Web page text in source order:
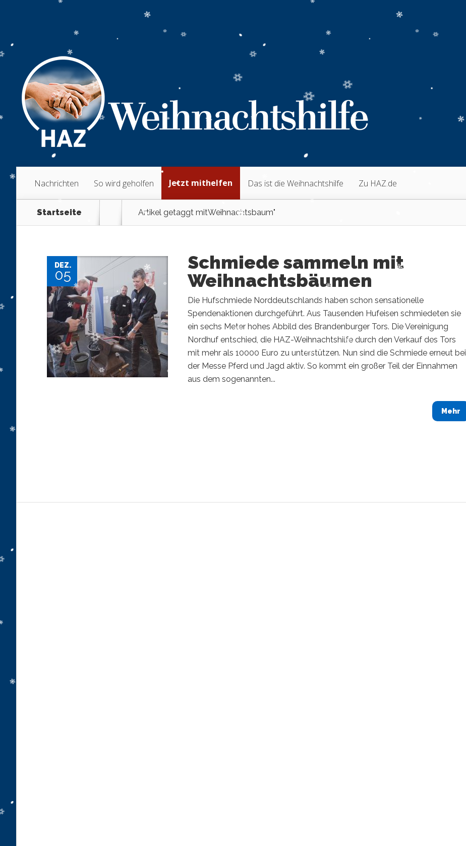
Nachrichten So wird geholfen Jetzt mithelfen Das ist die Weihnachtshilfe Zu HAZ.de
Startseite Artikel getaggt mitWeihnachtsbaum"
DEZ.
05
Schmiede sammeln mit
Weihnachtsbäumen
Die Hufschmiede Norddeutschlands haben schon sensationelle
Spendenaktionen durchgeführt. Aus Tausenden Hufeisen schmiedeten sie
ein sechs Meter hohes Abbild des Brandenburger Tors. Die Vereinigung
Nordhuf entschied, die HAZ-Weihnachtshilfe durch den Verkauf des Tors
mit mehr als 10000 Euro zu unterstützen. Nun sind die Schmiede erneut bei
der Messe Pferd und Jagd aktiv. So kommt ein großer Teil der Einnahmen
aus dem sogenannten...
Mehr